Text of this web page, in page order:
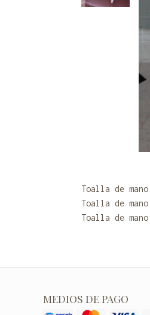
Toalla de
Toalla de
Toalla de
MEDIOS DE PAGO